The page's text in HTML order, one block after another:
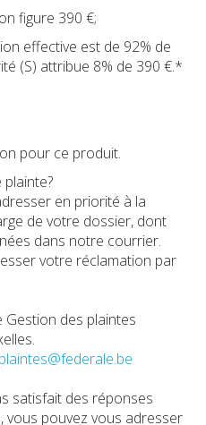
figure 390 €;
effective est de 92% de
(S) attribue 8% de 390 €.*
pour ce produit.
en priorité à la
de votre dossier, dont
dans notre courrier.
votre réclamation par
Gestion des plaintes
satisfait des réponses
pouvez vous adresser